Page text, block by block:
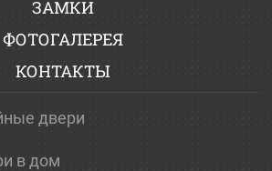
ЗАМКИ
ФОТОГАЛЕРЕЯ
КОНТАКТЫ
двери
в дом